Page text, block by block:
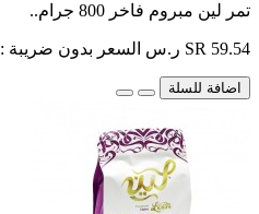
تمر لين مبروم فاخر 800 جرام..
SR 59.54 ر.س السعر بدون ضريبة : SR 51.77 ر.س
اضافة للسلة